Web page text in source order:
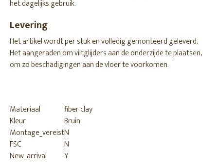
het dagelijks gebruik.
Levering
Het artikel wordt per stuk en volledig gemonteerd geleverd.
Het aangeraden om viltglijders aan de onderzijde te plaatsen,
om zo beschadigingen aan de vloer te voorkomen.
Materiaal
fiber clay
Kleur
Bruin
Montage_vereistN
FSC
N
New_arrival
Y